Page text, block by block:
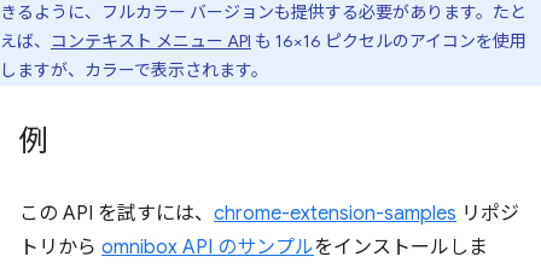
きるように、フルカラー バージョンも提供する必要があります。たと
えば、 コンテキスト メニュー API も 16×16 ピクセルのアイコンを使用
しますが、カラーで表示されます。
例
この API を試すには、 chrome-extension-samples リポジ
トリから omnibox API のサンプルをインストールしま